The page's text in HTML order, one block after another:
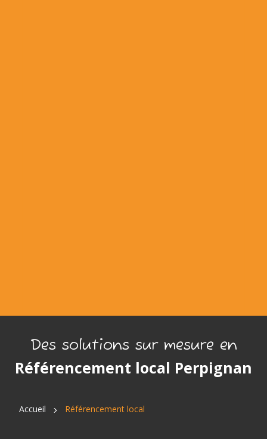
Des solutions sur mesure en
Référencement local Perpignan
Accueil Référencement local